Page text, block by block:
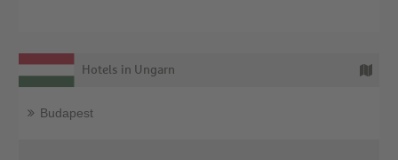
Hotels in Ungarn
Budapest